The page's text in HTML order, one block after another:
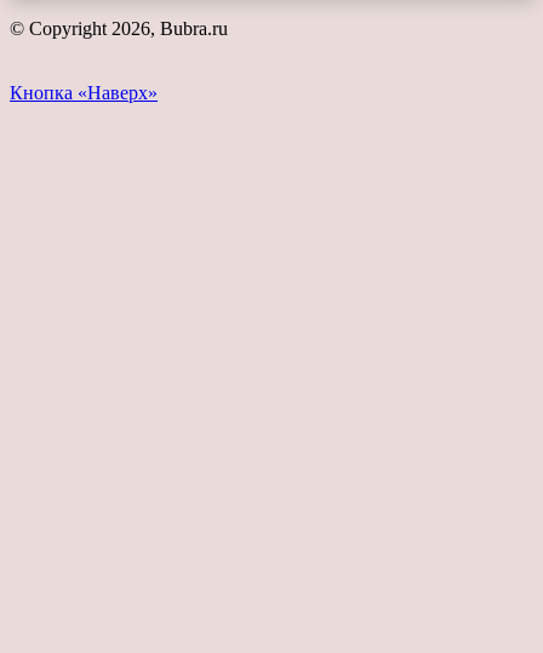
© Copyright 2026, Bubra.ru
Кнопка «Наверх»